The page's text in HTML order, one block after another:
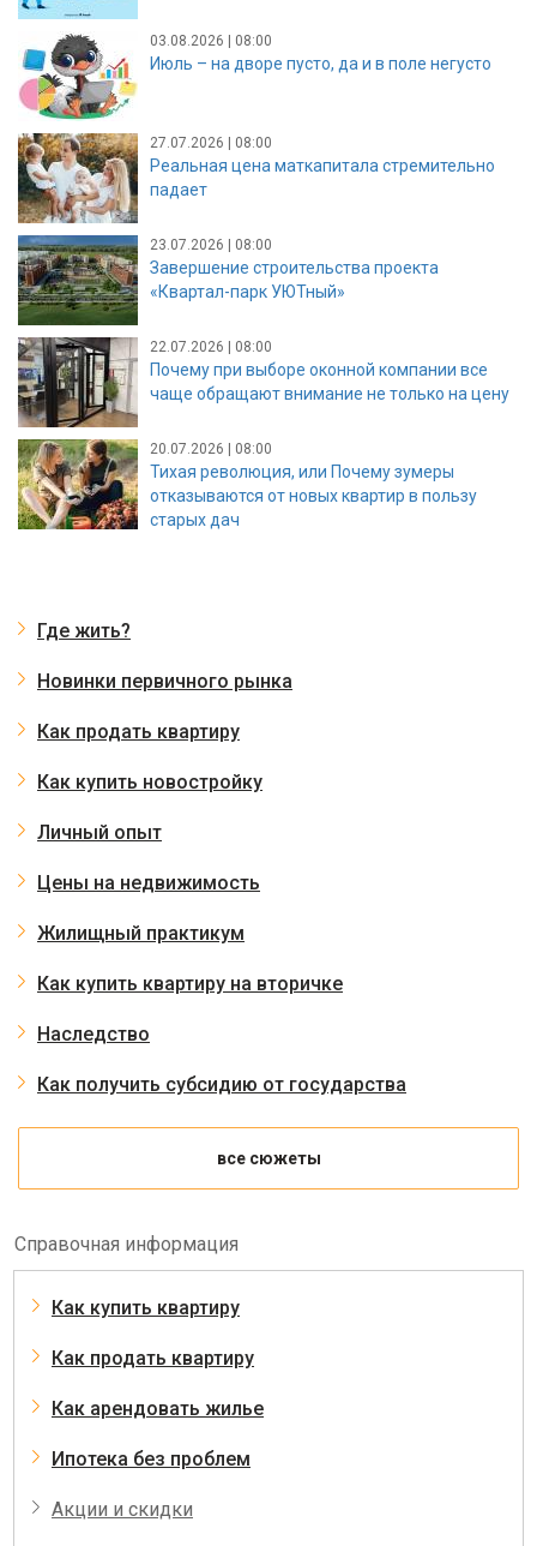
03.08.2026 | 08:00
Июль – на дворе пусто, да и в поле негусто
27.07.2026 | 08:00
Реальная цена маткапитала стремительно
падает
23.07.2026 | 08:00
Завершение строительства проекта
«Квартал-парк УЮТный»
22.07.2026 | 08:00
Почему при выборе оконной компании все
чаще обращают внимание не только на цену
20.07.2026 | 08:00
Тихая революция, или Почему зумеры
отказываются от новых квартир в пользу
старых дач
Где жить?
Новинки первичного рынка
Как продать квартиру
Как купить новостройку
Личный опыт
Цены на недвижимость
Жилищный практикум
Как купить квартиру на вторичке
Наследство
Как получить субсидию от государства
все сюжеты
Справочная информация
Как купить квартиру
Как продать квартиру
Как арендовать жилье
Ипотека без проблем
Акции и скидки